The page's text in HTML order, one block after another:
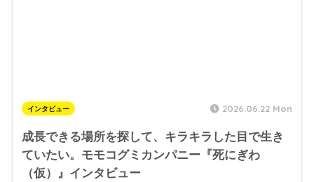
インタビュー 2026.06.22 Mon
成長できる場所を探して、キラキラした目で生き
ていたい。モモコグミカンパニー『死にぎわ
（仮）』インタビュー